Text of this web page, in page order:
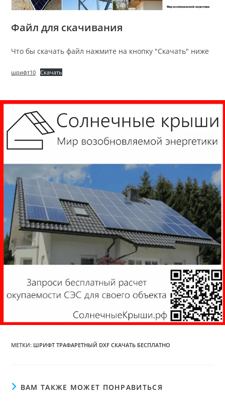
Файл для скачивания
Что бы скачать файл нажмите на кнопку "Скачать" ниже
шрифт10 Скачать
МЕТКИ: ШРИФТ ТРАФАРЕТНЫЙ DXF СКАЧАТЬ БЕСПЛАТНО
ВАМ ТАКЖЕ МОЖЕТ ПОНРАВИТЬСЯ